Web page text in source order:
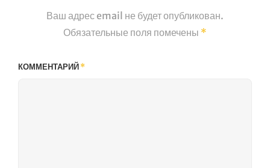
Ваш адрес email не будет опубликован.
Обязательные поля помечены *
КОММЕНТАРИЙ*